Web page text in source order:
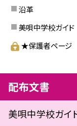
沿革
美唄中学校ガイド
★保護者ページ
配布文書
美唄中学校ガイ